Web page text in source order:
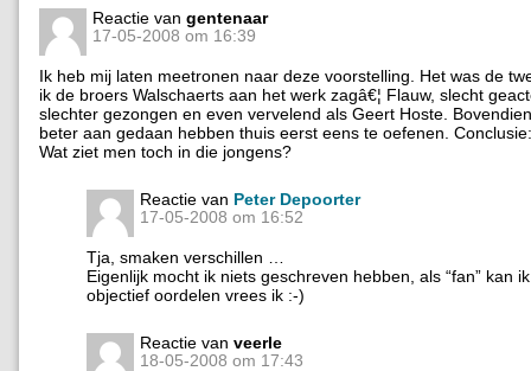
Reactie van gentenaar
17-05-2008 om 16:39
Ik heb mij laten meetronen naar deze voorstelling. Het was de
ik de broers Walschaerts aan het werk zagâ€¦ Flauw, slecht
slechter gezongen en even vervelend als Geert Hoste.
beter aan gedaan hebben thuis eerst eens te oefenen.
Wat ziet men toch in die jongens?
Reactie van Peter Depoorter
17-05-2008 om 16:52
Tja, smaken verschillen …
Eigenlijk mocht ik niets geschreven hebben, als “fan” kan
objectief oordelen vrees ik :-)
Reactie van veerle
18-05-2008 om 17:43